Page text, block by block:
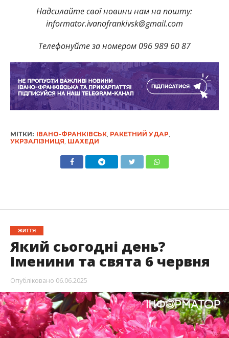
Надсилайте свої новини нам на пошту:
informator.ivanofrankivsk@gmail.com
Телефонуйте за номером 096 989 60 87
МІТКИ: ІВАНО-ФРАНКІВСЬК, РАКЕТНИЙ УДАР,
УКРЗАЛІЗНИЦЯ, ШАХЕДИ
ЖИТТЯ
Який сьогодні день?
Іменини та свята 6 червня
Опубліковано 06.06.2025